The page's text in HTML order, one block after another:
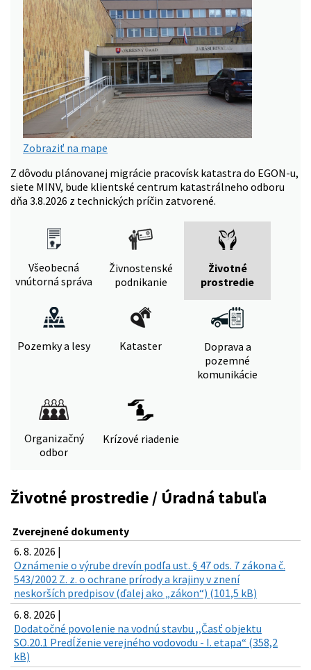
Zobraziť na mape
Z dôvodu plánovanej migrácie pracovísk katastra do EGON-u,
siete MINV, bude klientské centrum katastrálneho odboru
dňa 3.8.2026 z technických príčin zatvorené.
Všeobecná
vnútorná správa
Živnostenské
podnikanie
Životné
prostredie
Pozemky a lesy Kataster
Doprava a
pozemné
komunikácie
Organizačný
odbor
Krízové riadenie
Životné prostredie / Úradná tabuľa
Zverejnené dokumenty
6. 8. 2026 |
Oznámenie o výrube drevín podľa ust. § 47 ods. 7 zákona č.
543/2002 Z. z. o ochrane prírody a krajiny v znení
neskorších predpisov (ďalej ako „zákon“) (101,5 kB)
6. 8. 2026 |
Dodatočné povolenie na vodnú stavbu ,,Časť objektu
SO.20.1 Predĺženie verejného vodovodu - I. etapa“ (358,2
kB)